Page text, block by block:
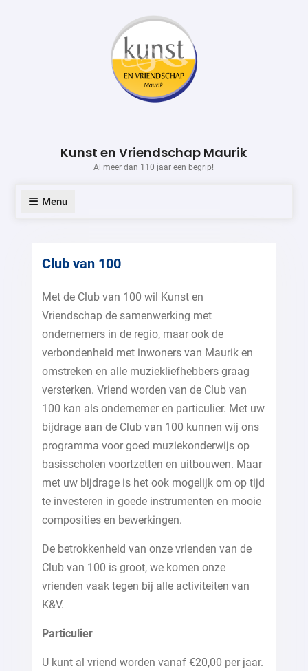
Kunst en Vriendschap Maurik
Al meer dan 110 jaar een begrip!
Menu
Club van 100
Met de Club van 100 wil Kunst en
Vriendschap de samenwerking met
ondernemers in de regio, maar ook de
verbondenheid met inwoners van Maurik en
omstreken en alle muziekliefhebbers graag
versterken. Vriend worden van de Club van
100 kan als ondernemer en particulier. Met uw
bijdrage aan de Club van 100 kunnen wij ons
programma voor goed muziekonderwijs op
basisscholen voortzetten en uitbouwen. Maar
met uw bijdrage is het ook mogelijk om op tijd
te investeren in goede instrumenten en mooie
composities en bewerkingen.
De betrokkenheid van onze vrienden van de
Club van 100 is groot, we komen onze
vrienden vaak tegen bij alle activiteiten van
K&V.
Particulier
U kunt al vriend worden vanaf €20,00 per jaar.